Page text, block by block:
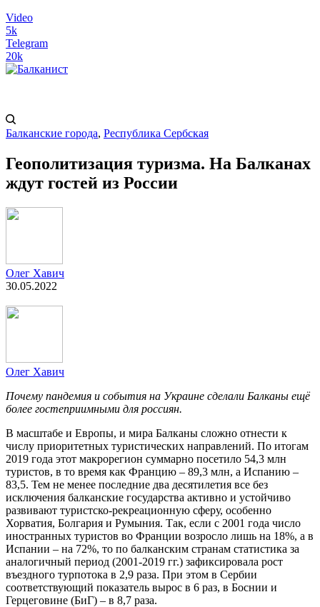
Video
5k
Telegram
20k
Балканские города, Республика Сербская
Геополитизация туризма. На Балканах
ждут гостей из России
Олег Хавич
30.05.2022
Олег Хавич
Почему пандемия и события на Украине сделали Балканы ещё
более гостеприимными для россиян.
В масштабе и Европы, и мира Балканы сложно отнести к
числу приоритетных туристических направлений. По итогам
2019 года этот макрорегион суммарно посетило 54,3 млн
туристов, в то время как Францию – 89,3 млн, а Испанию –
83,5. Тем не менее последние два десятилетия все без
исключения балканские государства активно и устойчиво
развивают туристско-рекреационную сферу, особенно
Хорватия, Болгария и Румыния. Так, если с 2001 года число
иностранных туристов во Франции возросло лишь на 18%, а в
Испании – на 72%, то по балканским странам статистика за
аналогичный период (2001-2019 гг.) зафиксировала рост
въездного турпотока в 2,9 раза. При этом в Сербии
соответствующий показатель вырос в 6 раз, в Боснии и
Герцеговине (БиГ) – в 8,7 раза.